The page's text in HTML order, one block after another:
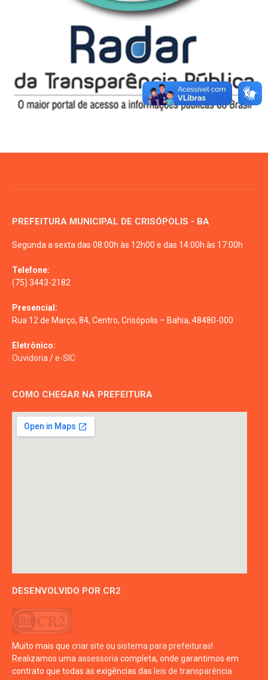
PREFEITURA MUNICIPAL DE CRISÓPOLIS - BA
Segunda a sexta das 08:00h às 12h00 e das 14:00h às 17:00h
Telefone:
(75) 3443-2182
Presencial:
Rua 12 de Março, 84, Centro, Crisópolis – Bahia, 48480-000
Eletrônico:
Ouvidoria /e-SIC
COMO CHEGAR NA PREFEITURA
DESENVOLVIDO POR CR2
Muito mais que criar site ou sistema para prefeituras!
Realizamos uma assessoria completa, onde garantimos em
contrato que todas as exigências das leis de transparência